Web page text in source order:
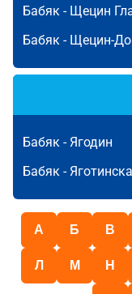
Бабяк - Щецин
Бабяк - Щецин-
Бабяк - Ягодин
Бабяк -
А Б В
Л М Н